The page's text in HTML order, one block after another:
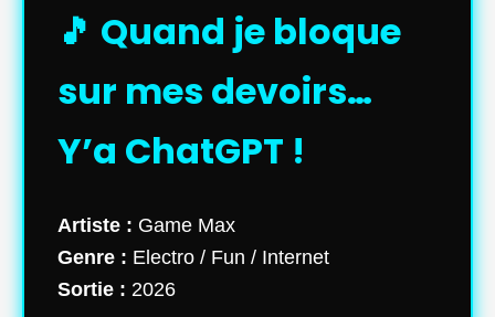
🎵 Quand je bloque
sur mes devoirs…
Y’a ChatGPT !
Artiste : Game Max
Genre : Electro / Fun / Internet
Sortie : 2026